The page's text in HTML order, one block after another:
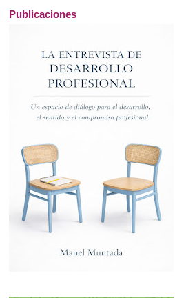
Publicaciones